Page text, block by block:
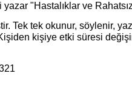
"Hastalıklar ve
Tek tek okunur, söylenir,
kişiye etki süresi